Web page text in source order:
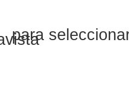
para